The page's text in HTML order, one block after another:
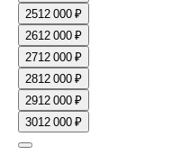
2512 000 ₽
2612 000 ₽
2712 000 ₽
2812 000 ₽
2912 000 ₽
3012 000 ₽